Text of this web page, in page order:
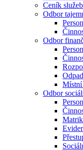
Ceník
Odbor
Odbor
Odbor